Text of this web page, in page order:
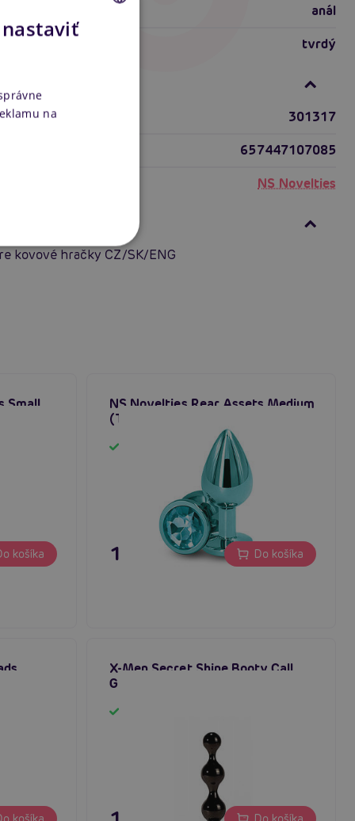
anál
tvrdý
301317
657447107085
NS Novelties
kovové hračky CZ/SK/ENG
Small
košíka
NS Novelties Rear Assets Medium
(Teal), farebný análny šperk
15,80 € Do košíka
X-Men Secret Shine Booty Call
Gun (Small)
na